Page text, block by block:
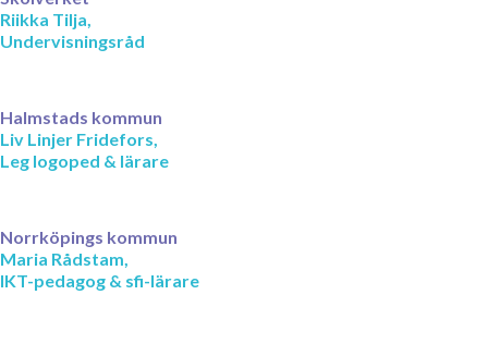
Riikka Tilja,
Undervisningsråd
Halmstads kommun
Liv Linjer Fridefors,
Leg logoped & lärare
Norrköpings kommun
Maria Rådstam,
IKT-pedagog & sfi-lärare